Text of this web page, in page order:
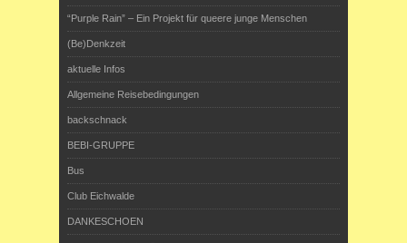
“Purple Rain” – Ein Projekt für queere junge Menschen
(Be)Denkzeit
aktuelle Infos
Allgemeine Reisebedingungen
backschnack
BEBI-GRUPPE
Bus
Club Eichwalde
DANKESCHOEN